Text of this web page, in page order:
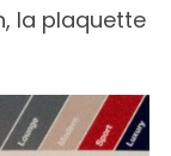
la plaquette